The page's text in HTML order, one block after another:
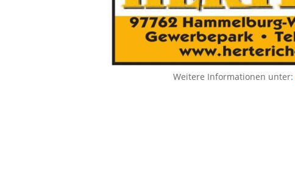
Weitere Informationen unter: